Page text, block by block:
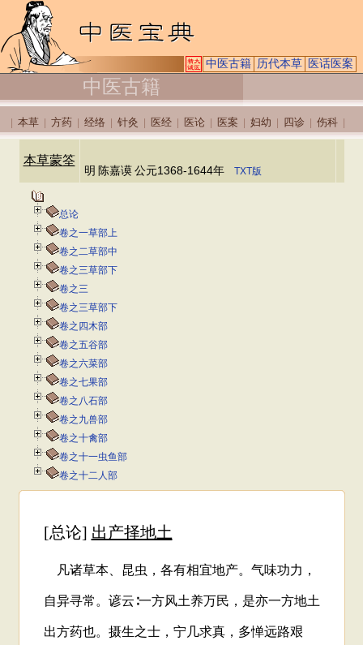
中医古籍 历代本草 医话医案
中医古籍
本草 方药 经络 针灸 医经 医论 医案 妇幼 四诊 伤科
本草蒙筌
明 陈嘉谟 公元1368-1644年 TXT版
总论
卷之一草部上
卷之二草部中
卷之三草部下
卷之三
卷之三草部下
卷之四木部
卷之五谷部
卷之六菜部
卷之七果部
卷之八石部
卷之九兽部
卷之十禽部
卷之十一虫鱼部
卷之十二人部